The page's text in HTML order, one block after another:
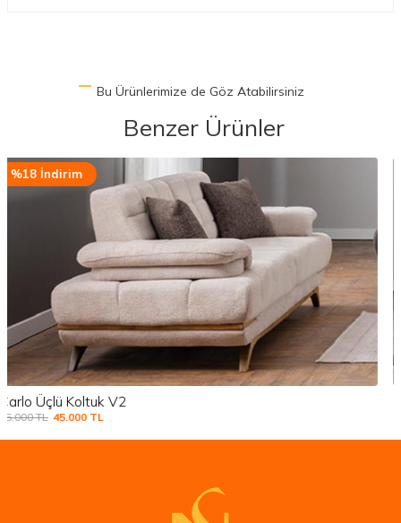
Bu Ürünlerimize de Göz Atabilirsiniz
Benzer Ürünler
%18 İndirim
Carlo Üçlü Koltuk V1
55.000 TL 45.000TL